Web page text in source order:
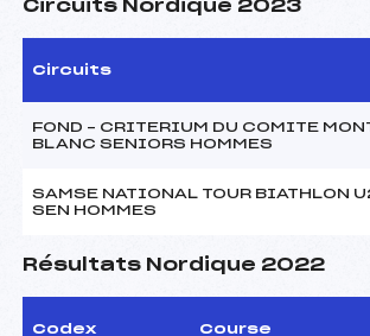
Circuits Nordique 2023
Circuits
FOND – CRITERIUM DU COMITE
BLANC SENIORS HOMMES
SAMSE NATIONAL TOUR BIATHLON
SEN HOMMES
Résultats Nordique 2022
Codex Course